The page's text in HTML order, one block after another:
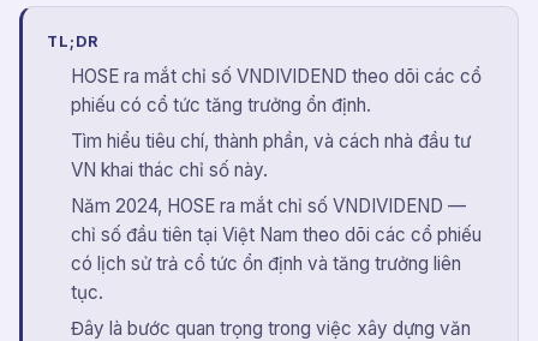
TL;DR
HOSE ra mắt chỉ số VNDIVIDEND theo dõi các cổ
phiếu có cổ tức tăng trưởng ổn định.
Tìm hiểu tiêu chí, thành phần, và cách nhà đầu tư
VN khai thác chỉ số này.
Năm 2024, HOSE ra mắt chỉ số VNDIVIDEND —
chỉ số đầu tiên tại Việt Nam theo dõi các cổ phiếu
có lịch sử trả cổ tức ổn định và tăng trưởng liên
tục.
Đây là bước quan trọng trong việc xây dựng văn